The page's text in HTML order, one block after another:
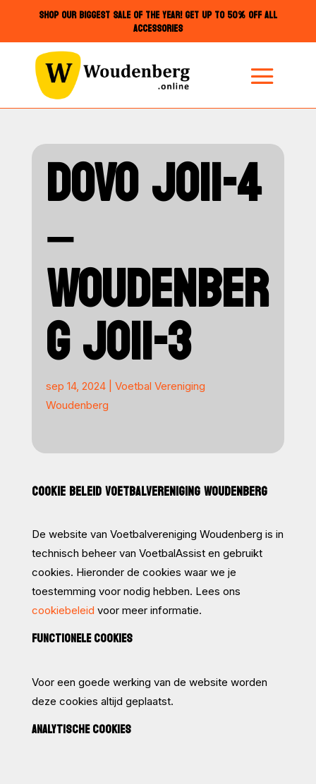
SHOP OUR BIGGEST SALE OF THE YEAR! GET UP TO 50% OFF ALL
ACCESSORIES
DOVO JO11-4
–
WOUDENBER
G JO11-3
sep 14, 2024| Voetbal Vereniging
Woudenberg
COOKIE BELEID VOETBALVERENIGING WOUDENBERG
De website van Voetbalvereniging Woudenberg is in
technisch beheer van VoetbalAssist en gebruikt
cookies. Hieronder de cookies waar we je
toestemming voor nodig hebben. Lees ons
cookiebeleid voor meer informatie.
FUNCTIONELE COOKIES
Voor een goede werking van de website worden
deze cookies altijd geplaatst.
ANALYTISCHE COOKIES